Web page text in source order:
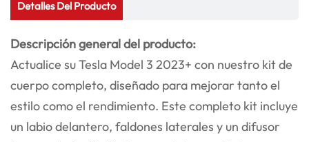
Detalles Del Producto
Descripción general del producto:
Actualice su Tesla Model 3 2023+ con nuestro kit de
cuerpo completo, diseñado para mejorar tanto el
estilo como el rendimiento. Este completo kit incluye
un labio delantero, faldones laterales y un difusor